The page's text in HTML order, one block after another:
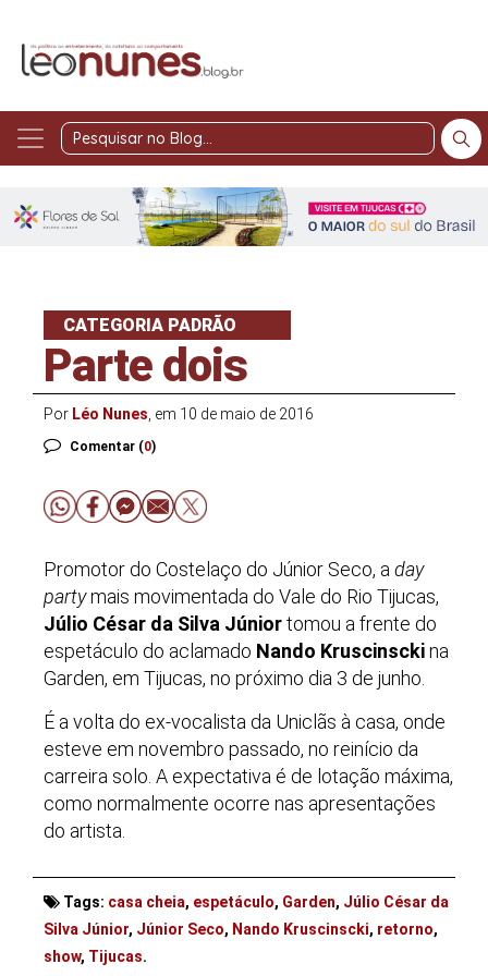
Pesquisar
Blog
CATEGORIA PADRÃO
Parte dois
Por Léo Nunes , em 10 de maio de 2016
Comentar (0)
Promotor do Costelaço do Júnior Seco, a day
partymais movimentada do Vale do Rio Tijucas,
Júlio César da Silva Júniortomou a frente do
espetáculo do aclamado Nando Kruscinsckina
Garden, em Tijucas, no próximo dia 3 de junho.
É a volta do ex-vocalista da Uniclãs à casa, onde
esteve em novembro passado, no reinício da
carreira solo. A expectativa é de lotação máxima,
como normalmente ocorre nas apresentações
do artista.
Tags: casa cheia, espetáculo, Garden, Júlio César da
Silva Júnior, Júnior Seco, Nando Kruscinscki, retorno,
show, Tijucas.